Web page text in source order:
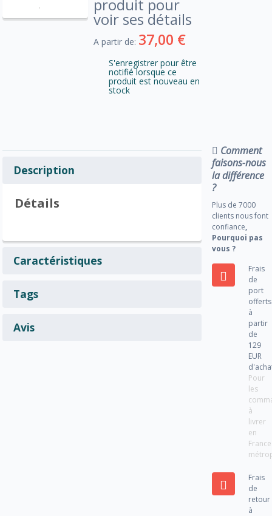
produit pour
voir ses détails
A partir de: 37,00 €
S'enregistrer pour être
notifié lorsque ce
produit est nouveau en
stock
Description
Détails
Caractéristiques
Tags
Avis
Comment
faisons-nous
la différence
?
Plus de 7000
clients nous font
confiance,
Pourquoi pas
vous ?
Frais
de
port
offerts
à
partir
de
129
EUR
Pour
les
à
livrer
en
France
Frais
de
retour
à